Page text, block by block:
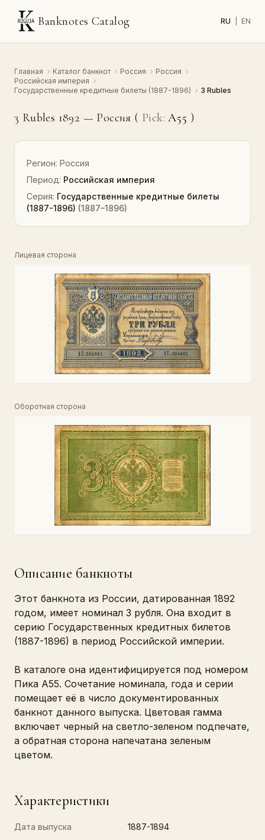
Banknotes Catalog RU EN
Главная › Каталог банкнот › Россия › Россия ›
Российская империя ›
Государственные кредитные билеты (1887-1896) › 3 Rubles
3 Rubles 1892 — Россия ( Pick: A55 )
Регион: Россия
Период: Российская империя
Серия: Государственные кредитные билеты
(1887-1896) (1887–1896)
Лицевая сторона
Оборотная сторона
Описание банкноты
Этот банкнота из России, датированная 1892
годом, имеет номинал 3 рубля. Она входит в
серию Государственных кредитных билетов
(1887-1896) в период Российской империи.
В каталоге она идентифицируется под номером
Пика A55. Сочетание номинала, года и серии
помещает её в число документированных
банкнот данного выпуска. Цветовая гамма
включает черный на светло-зеленом подпечате,
а обратная сторона напечатана зеленым
цветом.
Характеристики
Дата выпуска
1887-1894